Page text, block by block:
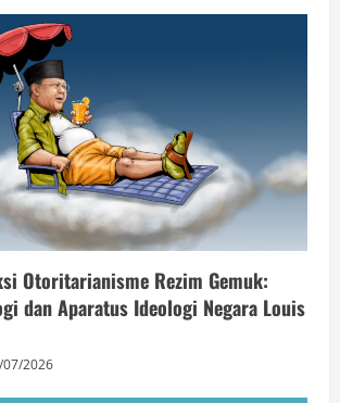
Otoritarianisme Rezim Gemuk:
dan Aparatus Ideologi Negara Louis
07/2026